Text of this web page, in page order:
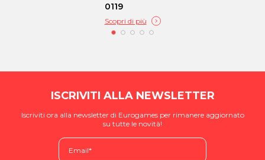
0119
Scopri di più
ISCRIVITI ALLA NEWSLETTER
Iscriviti ora alla newsletter di Eurogames per rimanere aggiornato
su tutte le novità!